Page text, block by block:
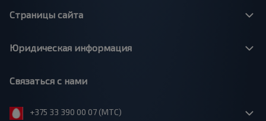
Страницы сайта
Юридическая информация
Связаться с нами
+375 33 390 00 07 (МТС)